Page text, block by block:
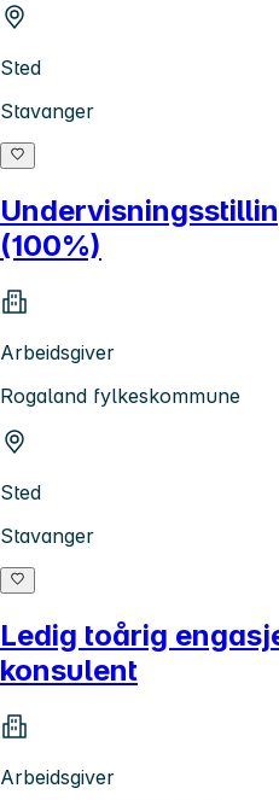
Sted
Stavanger
(100%)
Arbeidsgiver
Rogaland fylkeskommune
Sted
Stavanger
Ledig toårig
konsulent
Arbeidsgiver